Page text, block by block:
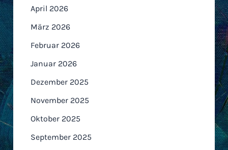
April 2026
März 2026
Februar 2026
Januar 2026
Dezember 2025
November 2025
Oktober 2025
September 2025